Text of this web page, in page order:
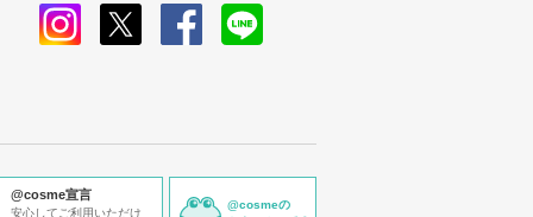
@cosme宣言
安心してご利用いただけ
@cosmeの